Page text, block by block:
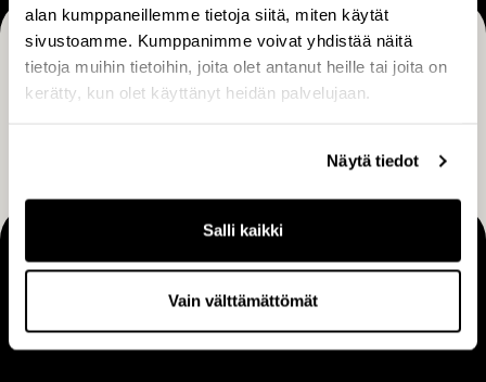
alan kumppaneillemme tietoja siitä, miten käytät
sivustoamme. Kumppanimme voivat yhdistää näitä
tietoja muihin tietoihin, joita olet antanut heille tai joita on
kerätty, kun olet käyttänyt heidän palvelujaan.
Näytä tiedot
Salli kaikki
Vain välttämättömät
a
t
e
g
i
n
t
a
l
Tilaa CapManin uutiset, pörssitiedotteet ja muut
ajankohtaiset sisällöt
MAKING THINGS HAPPEN
Ota yhteyttä